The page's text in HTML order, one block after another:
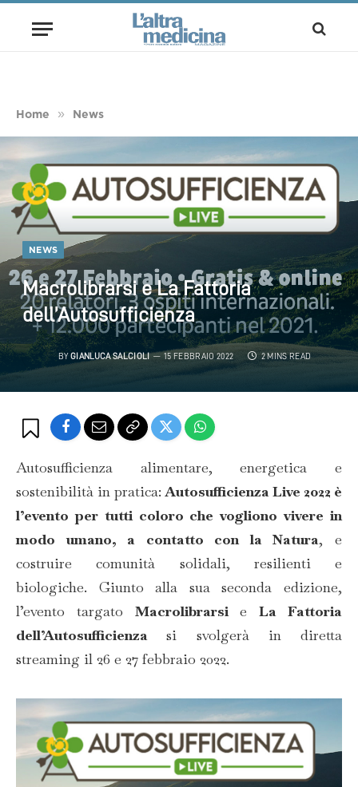
Home » News
NEWS
Macrolibrarsi e La Fattoria
dell’Autosufficienza
BY GIANLUCA SALCIOLI 15 FEBBRAIO 2022 2 MINS READ
Autosufficienza alimentare, energetica e
sostenibilità in pratica:Autosufficienza Live 2022 è
l’evento per tutti coloro che vogliono vivere in
modo umano, a contatto con la Natura, e
costruire comunità solidali, resilienti e
biologiche. Giunto alla sua seconda edizione,
l’evento targato Macrolibrarsi e La Fattoria
dell’Autosufficienzasi svolgerà in diretta
streaming il 26 e 27 febbraio 2022.